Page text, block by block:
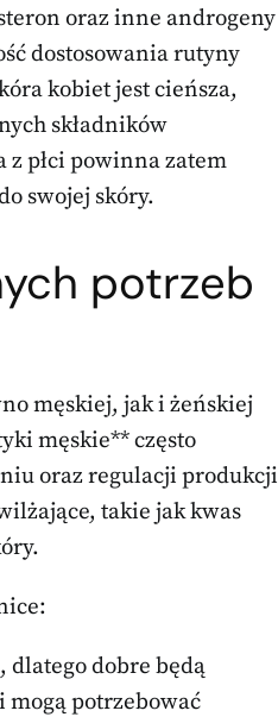
oraz inne androgeny
dostosowania rutyny
kobiet jest cieńsza,
składników
z płci powinna zatem
swojej skóry.
potrzeb
męskiej, jak i żeńskiej
męskie** często
oraz regulacji produkcji
takie jak kwas
dlatego dobre będą
potrzebować